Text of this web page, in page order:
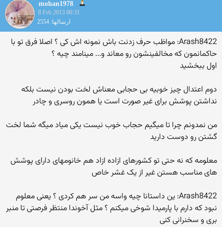
mohan1978
8 Feb 2013 00:31
ارسالها: 2554
Arash8422: مواظب حرف زدنت باش نمونه اش کی ؟ اصلا فرق تو با
حاکمانمون که مخالفینشون رو معاند و... مینامند چیه ؟
اول ببخشید
دوم اعتدال چیز خوبیه بی حجابی معناش لخت بودن نیست بلکه
نداشتن پوشش برای غیر صورت است یا همون روسری و چادر
من نمدونم چرا تا میگیم حجاب خوب نیست یکی میاد میگه شما لخت
گشتن رو دوست دارید
معلومه که نه حتی تو کشورهای ازاده ازاد هم خانومهای دارای پوشش
های مناسب هستن غیر از یک غشر خاص
Arash8422: ین داستانا چیه واسه من سر هم کردی ؟ یعنی معلوم
نبود که دارم با پارمیدا شوخی میکنم ؟ مثل آخوندا منتظر فرصتی تا منبر
بری و سخنرانی کنی